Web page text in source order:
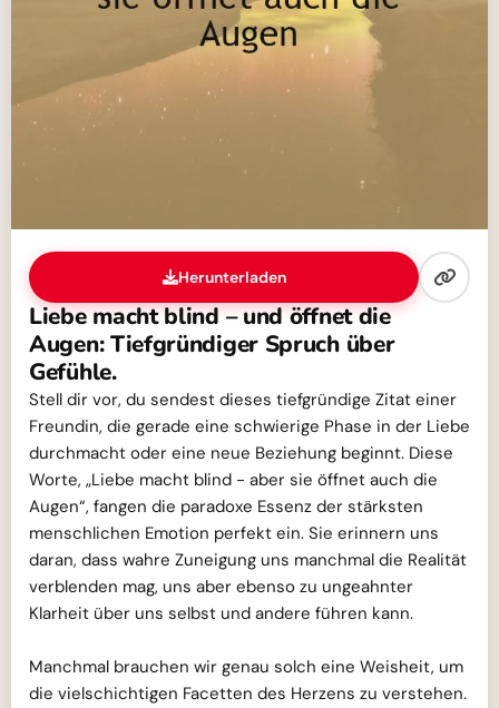
Herunterladen
Liebe macht blind – und öffnet die
Augen: Tiefgründiger Spruch über
Gefühle.
Stell dir vor, du sendest dieses tiefgründige Zitat einer
Freundin, die gerade eine schwierige Phase in der Liebe
durchmacht oder eine neue Beziehung beginnt. Diese
Worte, „Liebe macht blind - aber sie öffnet auch die
Augen“, fangen die paradoxe Essenz der stärksten
menschlichen Emotion perfekt ein. Sie erinnern uns
daran, dass wahre Zuneigung uns manchmal die Realität
verblenden mag, uns aber ebenso zu ungeahnter
Klarheit über uns selbst und andere führen kann.
Manchmal brauchen wir genau solch eine Weisheit, um
die vielschichtigen Facetten des Herzens zu verstehen.